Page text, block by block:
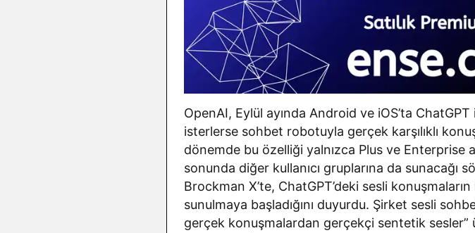
OpenAI, Eylül ayında Android ve iOS’ta
isterlerse sohbet robotuyla gerçek karşılıklı
dönemde bu özelliği yalnızca Plus ve Enterprise
sonunda diğer kullanıcı gruplarına da sunacağı
Brockman X’te, ChatGPT’deki sesli konuşmaların
sunulmaya başladığını duyurdu. Şirket sesli
gerçek konuşmalardan gerçekçi sentetik